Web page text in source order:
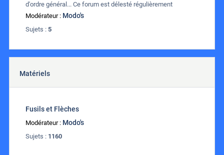
d'ordre général... Ce forum est délesté régulièrement
Modérateur : Modo's
Sujets : 5
Matériels
Fusils et Flèches
Modérateur : Modo's
Sujets : 1160